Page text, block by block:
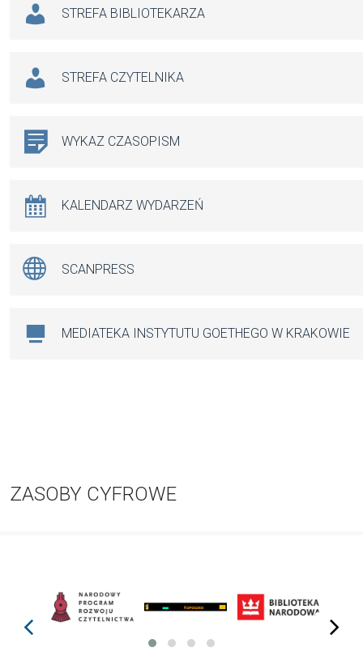
STREFA BIBLIOTEKARZA
STREFA CZYTELNIKA
WYKAZ CZASOPISM
KALENDARZ WYDARZEŃ
SCANPRESS
MEDIATEKA INSTYTUTU GOETHEGO W KRAKOWIE
ZASOBY CYFROWE
prev next